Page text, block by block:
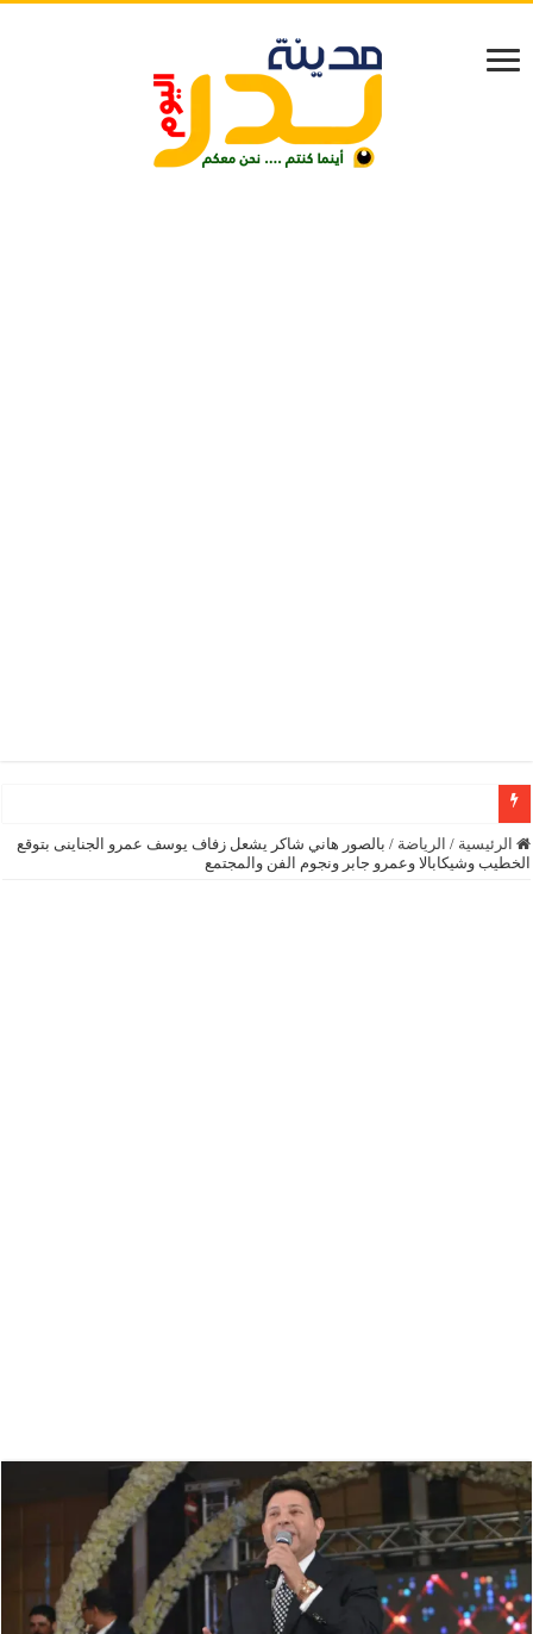
الرئيسية / الرياضة / بالصور هاني شاكر يشعل زفاف يوسف عمرو الجناينى بتوقع
الخطيب وشيكابالا وعمرو جابر ونجوم الفن والمجتمع